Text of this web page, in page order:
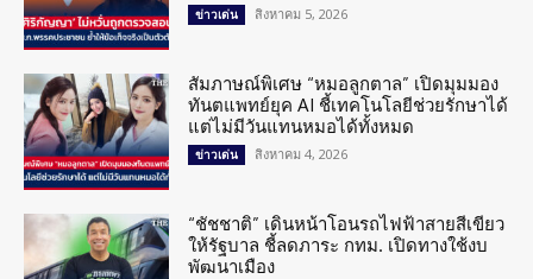
ข่าวเด่น สิงหาคม 5, 2026
สัมภาษณ์พิเศษ “หมอลูกตาล” เปิดมุมมอง
ทันตแพทย์ยุค AI ชี้เทคโนโลยีช่วยรักษาได้
แต่ไม่มีวันแทนหมอได้ทั้งหมด
ข่าวเด่น สิงหาคม 4, 2026
“ชัชชาติ” เดินหน้าโอนรถไฟฟ้าสายสีเขียว
ให้รัฐบาล ชี้ลดภาระ กทม. เปิดทางใช้งบ
พัฒนาเมือง